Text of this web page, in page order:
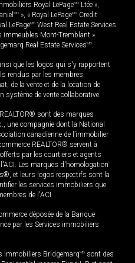
Royal LePageMD Ltée »,
MD », « Royal LePageMD Credit
LePageMD West Real Estate Services
immeubles Mont-Tremblant »
Real Estate ServicesMD.
que les logos qui s'y rapportent
rendus par les membres
de la vente et de la location de
système de vente collaborative.
sont des marques
une compagnie dont la National
canadienne de l’immobilier
REALTOR® servent à
par les courtiers et agents
Les marques d'homologation
et leurs logos respectifs sont la
les services immobiliers que
de l'ACI.
déposée de la Banque
par les Services immobiliers
immobiliers BridgemarqMD sont des